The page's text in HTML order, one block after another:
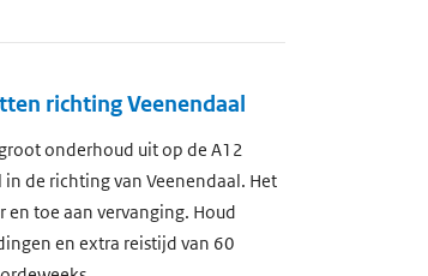
richting Veenendaal
onderhoud uit op de A12
de richting van Veenendaal. Het
en toe aan vervanging. Houd
en extra reistijd van 60